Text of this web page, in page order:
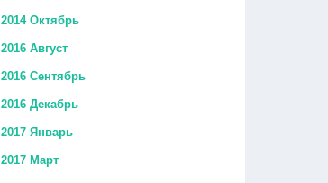
2014 Октябрь
2016 Август
2016 Сентябрь
2016 Декабрь
2017 Январь
2017 Март